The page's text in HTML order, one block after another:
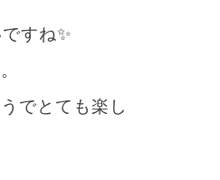
すね✨
でとても楽し